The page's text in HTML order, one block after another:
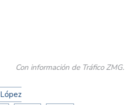
Con información de Tráfico ZMG.
López